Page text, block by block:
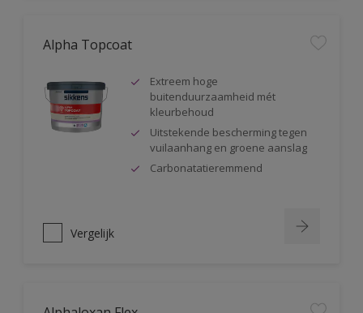
Alpha Topcoat
Extreem hoge
buitenduurzaamheid mét
kleurbehoud
Uitstekende bescherming tegen
vuilaanhang en groene aanslag
Carbonatatieremmend
Vergelijk